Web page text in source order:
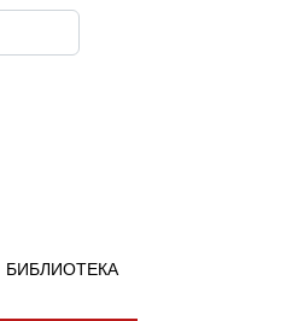
БИБЛИОТЕКА